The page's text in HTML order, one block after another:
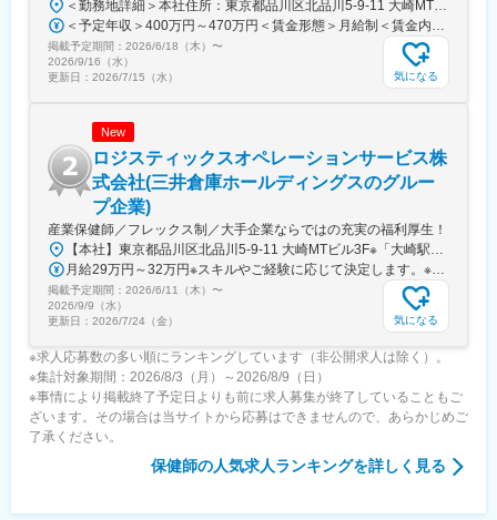
掲載予定期間： 2026/6/18（木） 〜
2026/9/16（水）
更新日： 2026/7/15（水） 気になる
New
ロジスティックスオペレーションサービス株
式会社(三井倉庫ホールディングスのグルー
プ企業)
産業保健師／フレックス制／大手企業ならではの充実の福利厚生！
掲載予定期間： 2026/6/11（木） 〜
2026/9/9（水）
更新日： 2026/7/24（金） 気になる
※求人応募数の多い順にランキングしています（非公開求人は除く）。
※集計対象期間：2026/8/3（月）～2026/8/9（日）
※事情により掲載終了予定日よりも前に求人募集が終了していることもご
ざいます。その場合は当サイトから応募はできませんので、あらかじめご
了承ください。
保健師の人気求人ランキングを詳しく見る